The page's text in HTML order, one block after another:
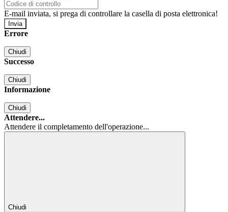
E-mail inviata, si prega di controllare la casella di posta elettronica!
Errore
Chiudi
Successo
Chiudi
Informazione
Chiudi
Attendere...
Attendere il completamento dell'operazione...
Chiudi